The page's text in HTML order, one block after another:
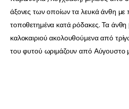
άξονες των οποίων τα λευκά άνθη με
τοποθετημένα κατά ρόδακες. Τα άνθη
καλοκαιριού ακολουθούμενα από
του φυτού ωριμάζουν από Αύγουστο